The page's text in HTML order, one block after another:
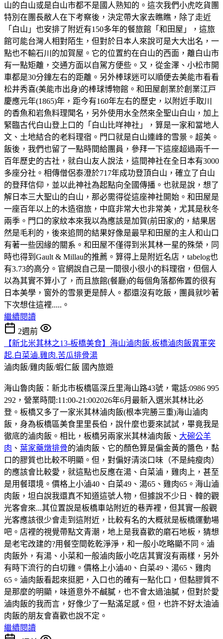
山的白山或是白山市都不是國人熟知的。這次我們小虎吃貨團
特別在團長敝人在下考察後，決定帶大家去瞧瞧，除了走近
「白山」也安排了附近有150多年的餐旅館「和田屋」，這旅
館可能台灣人相對陌生，但對於日本人來說可是大大出名，一
點也不輸石川的加賀屋。它的位置約在白山的西面，離白山市
有一點矩離，交通方面以自駕方便些。又，從金澤、小松市開
車都是30分鐘左右的距離。另外棒球迷可以順便去美能市看看
松井秀喜(美能市出身)的棒球博物館。和田屋創業於創業江戸
慶應元年(1865)年，距今有160年左右的歷史，以附近手取川
的香魚和岩魚料理聞名，另外使用水全然來全聖山白山，加上
緊臨古代白山登上口的「白山比咩神社」，算是一家和當地人
文、土地結合的老料理宿。門口就是白山連峰的雪景。超美。
飯後，我們也留了一點時間給團員，參拜一下這座超過兩千一
百年歷史的古社，就白山友人說法，這間神社在全日本有3000
多座分社。相傳僧侶泰澄於717年成功登頂白山，確立了白山
的登拜信仰，並以此神社為起點向全國傳播。也就是說，想了
解日本三大聖山的白山，那必需得從這座神社開始。和田屋是
一座百年以上的木造宿旅，中庭非常大也非常美，尤其是秋冬
兩季。門口的家紋本來我以為應該是加賀(前田家)的，結果居
然是毛利的，後來追問的結果好像是最早和田屋的主人和山口
有著一些因緣的關系。和田屋不僅得到米其林一星的殊榮，同
時也得到Gault & Millau的推薦。算得上是附近名店，tabelog也
有3.73的高分。官網說自己是一間很小很小的料理宿，但個人
以為其實不算小了，而且旅館(餐廳)的每個角落都佈置的很有
日本美學，窗外的雪景更是醉人。都還沒有吃飯，團員就吵著
下次想住這裡.....。
繼續閱讀
2週前
【新北米其林之13-板橋美食】海山滷肉飯.板橋滷肉飯異軍突
起.白菜滷.雞肉.苦瓜排骨湯
滷肉飯/雞肉飯/蝦仁飯 國內旅遊
海山魯肉飯：新北市板橋區深丘里海山路43號，電話:0986 995
292，營業時間:11:00-21:002026年6月最新入選米其林比必
登。板橋又多了一家米其林滷肉飯(根本完勝三重)海山滷肉
飯，身為板橋區美食里里長伯，說什麼也要來試試，畢竟我是
徹底的滷肉飯。相比，板橋另兩家米其林滷肉飯、 大碗公羊
肉 、 葉家藥燉排骨的滷肉飯、它的顏色算是偏金黃的醬色，黏
口的膠質也比較不明顯。但，對偏好清淡口味（不是純瘦肉）
的應該會比較愛，就這點也反應在湯、白菜滷，雞肉上，甚至
是用餐環境。價格上小滷40、白菜49、湯65、雞肉65。海山滷
肉飯，坦白說我還真不知道這號人物，但據說不少日、韓的觀
光客會來...其位置說是板橋車站附近的巷弄裡，但其實一般觀
光客應該很少會走到這附近，比較有名的大概就是板橋運動場
吧。店裡的視覺帶點文青潮，地上是我喜歡的磨石地板，猜想
是老宅改建的?用餐空間乾乾淨淨，和一般小吃略顯不同。滷
肉飯外，有湯、小菜和一般滷肉飯小吃店其實沒有兩樣，另外
有時下流行的白切雞。價格上小滷40、白菜49、湯65、雞肉
65。滷肉飯看起來挺肥，入口也的確有一點化口，但黏膠質不
是那麼的明顯，味道意外不鹹膩，也不會太過油膩，但對於愛
滷肉飯的我而言，好像少了一點滿足感。但，也許不好太油滷
肉飯的朋友會喜歡也說不定。
繼續閱讀